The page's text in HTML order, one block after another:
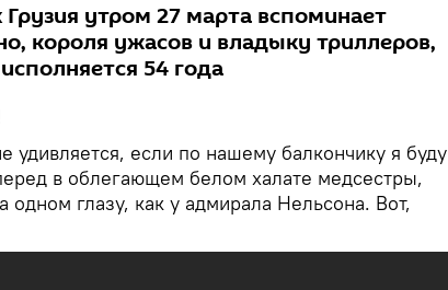
утром 27 марта вспоминает
короля ужасов и владыку триллеров,
54 года
удивляется, если по нашему балкончику я буду
в облегающем белом халате медсестры,
одном глазу, как у адмирала Нельсона. Вот,